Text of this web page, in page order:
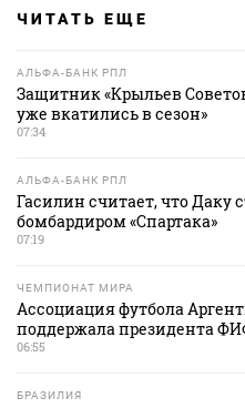
ЧИТАТЬ ЕЩЕ
АЛЬФА-БАНК РПЛ
Защитник «Крыльев
уже вкатились в сезон»
07:34
АЛЬФА-БАНК РПЛ
Гасилин считает, что Даку
бомбардиром «Спартака»
07:19
ЧЕМПИОНАТ МИРА
Ассоциация футбола
поддержала президента
06:55
БРАЗИЛИЯ